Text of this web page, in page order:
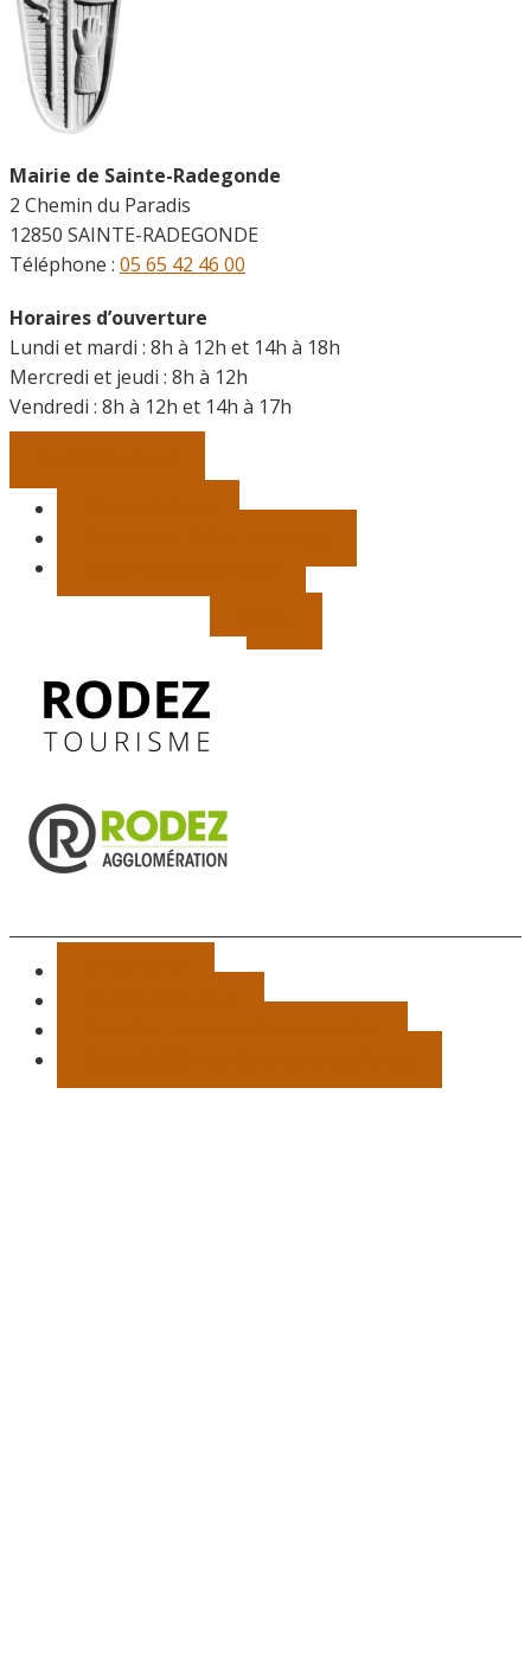
Mairie de Sainte-Radegonde
2 Chemin du Paradis
12850 SAINTE-RADEGONDE
Téléphone : 05 65 42 46 00
Horaires d’ouverture
Lundi et mardi : 8h à 12h et 14h à 18h
Mercredi et jeudi : 8h à 12h
Vendredi : 8h à 12h et 14h à 17h